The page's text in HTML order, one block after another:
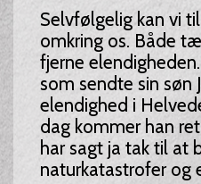
Selvfølgelig kan vi
omkring os. Både
fjerne
som sendte sin søn
elendighed i
dag kommer han
har sagt ja tak til at
naturkatastrofer og